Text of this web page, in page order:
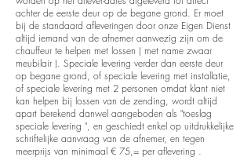
achter de eerste deur op de begane grond. Er moet
bij de standaard afleveringen door onze Eigen Dienst
altijd iemand van de afnemer aanwezig zijn om de
chauffeur te helpen met lossen ( met name zwaar
meubilair ). Speciale levering verder dan eerste deur
op begane grond, of speciale levering met installatie,
of speciale levering met 2 personen omdat klant niet
kan helpen bij lossen van de zending, wordt altijd
apart berekend danwel aangeboden als "toeslag
speciale levering ", en geschiedt enkel op uitdrukkelijke
schriftelijke aanvraag van de afnemer, en tegen
meerprijs van minimaal € 75,= per aflevering .